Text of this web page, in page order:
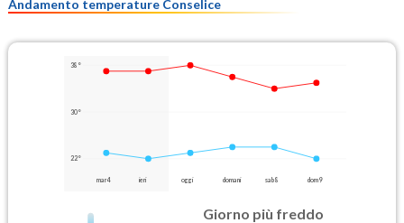
Andamento temperature Conselice
38°
30°
22°
mar 4 ieri oggi domani sab 8 dom 9
Giorno più freddo